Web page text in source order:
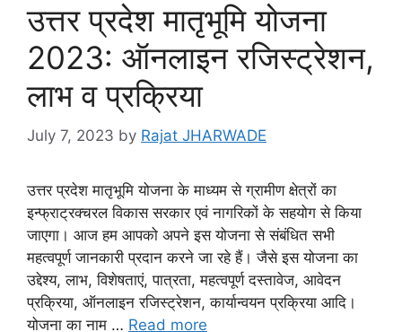
उत्तर प्रदेश मातृभूमि योजना
2023: ऑनलाइन रजिस्ट्रेशन,
लाभ व प्रक्रिया
July 7, 2023 by Rajat JHARWADE
उत्तर प्रदेश मातृभूमि योजना के माध्यम से ग्रामीण क्षेत्रों का
इन्फ्राट्रक्चरल विकास सरकार एवं नागरिकों के सहयोग से किया
जाएगा। आज हम आपको अपने इस योजना से संबंधित सभी
महत्वपूर्ण जानकारी प्रदान करने जा रहे हैं। जैसे इस योजना का
उद्देश्य, लाभ, विशेषताएं, पात्रता, महत्वपूर्ण दस्तावेज, आवेदन
प्रक्रिया, ऑनलाइन रजिस्ट्रेशन, कार्यान्वयन प्रक्रिया आदि।
योजना का नाम … Read more